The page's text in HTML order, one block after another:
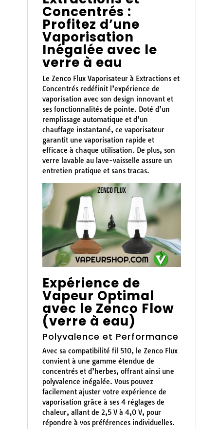
Concentrés :
Profitez d’une
Vaporisation
Inégalée avec le
verre à eau
Le Zenco Flux Vaporisateur à Extractions et
Concentrés redéfinit l’expérience de
vaporisation avec son design innovant et
ses fonctionnalités de pointe. Doté d’un
remplissage automatique et d’un
chauffage instantané, ce vaporisateur
garantit une vaporisation rapide et
efficace à chaque utilisation. De plus, son
verre lavable au lave-vaisselle assure un
entretien pratique et sans tracas.
Expérience de
Vapeur Optimal
avec le Zenco Flow
(verre à eau)
Polyvalence et Performance
Avec sa compatibilité fil 510, le Zenco Flux
convient à une gamme étendue de
concentrés et d’herbes, offrant ainsi une
polyvalence inégalée. Vous pouvez
facilement ajuster votre expérience de
vaporisation grâce à ses 4 réglages de
chaleur, allant de 2,5 V à 4,0 V, pour
répondre à vos préférences individuelles.